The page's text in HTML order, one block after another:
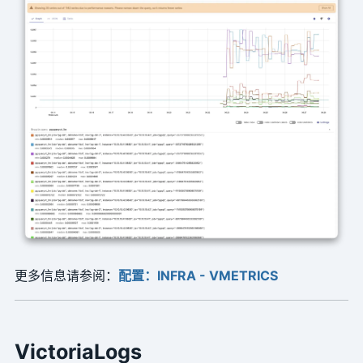
更多信息请参阅： 配置：INFRA - VMETRICS
VictoriaLogs